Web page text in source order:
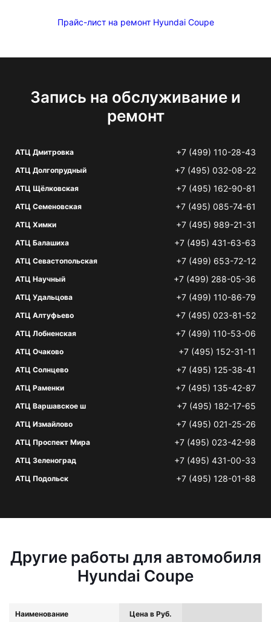
Прайс-лист на ремонт Hyundai Coupe
Запись на обслуживание и
ремонт
АТЦ Дмитровка +7 (499) 110-28-43
АТЦ Долгопрудный +7 (495) 032-08-22
АТЦ Щёлковская +7 (495) 162-90-81
АТЦ Семеновская +7 (495) 085-74-61
АТЦ Химки +7 (495) 989-21-31
АТЦ Балашиха +7 (495) 431-63-63
АТЦ Севастопольская +7 (499) 653-72-12
АТЦ Научный +7 (499) 288-05-36
АТЦ Удальцова +7 (499) 110-86-79
АТЦ Алтуфьево +7 (495) 023-81-52
АТЦ Лобненская +7 (499) 110-53-06
АТЦ Очаково +7 (495) 152-31-11
АТЦ Солнцево +7 (495) 125-38-41
АТЦ Раменки +7 (495) 135-42-87
АТЦ Варшавское ш +7 (495) 182-17-65
АТЦ Измайлово +7 (495) 021-25-26
АТЦ Проспект Мира +7 (495) 023-42-98
АТЦ Зеленоград +7 (495) 431-00-33
АТЦ Подольск +7 (495) 128-01-88
Другие работы для автомобиля
Hyundai Coupe
Наименование Цена в Руб.